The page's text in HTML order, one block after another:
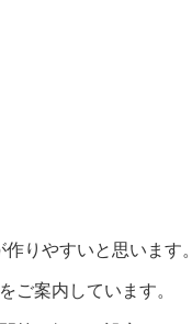
りやすいと思います。
ご案内しています。